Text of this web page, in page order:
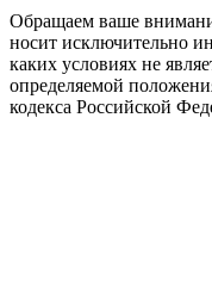
Обращаем ваше
носит исключительно
каких условиях не
определяемой
кодекса Российской